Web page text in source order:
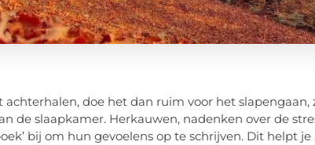
doe het dan ruim voor het slapengaan,
de slaapkamer. Herkauwen, nadenken over de
bij om hun gevoelens op te schrijven. Dit helpt